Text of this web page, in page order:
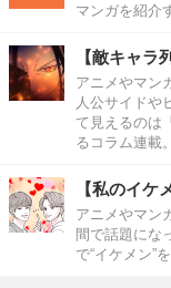
マンガを紹介
【敵キャラ
アニメやマン
人公サイドや
て見えるのは
るコラム連載。
【私のイケ
アニメやマン
間で話題にな
で“イケメン”